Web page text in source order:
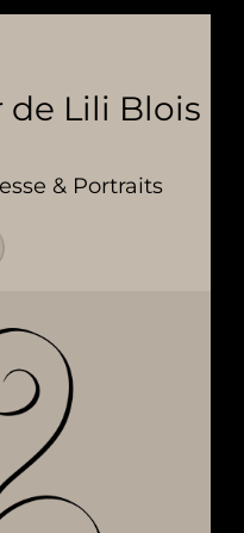
de Lili Blois
& Portraits